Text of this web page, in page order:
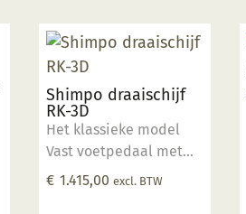
Shimpo draaischijf
RK-3D
Het klassieke model
Vast voetpedaal met
hendel Direct Drive
€ 1.415,00 excl. BTW